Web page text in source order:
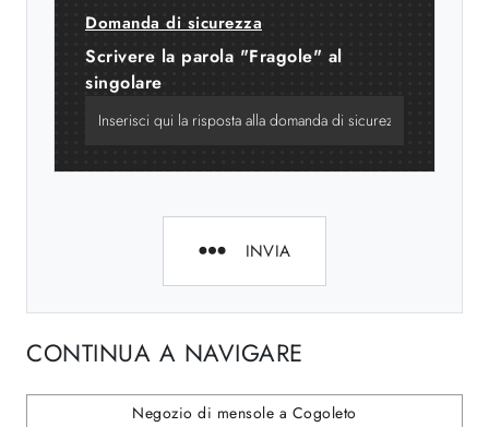
Domanda di sicurezza
Scrivere la parola "Fragole" al
singolare
INVIA
CONTINUA A NAVIGARE
Negozio di mensole a Cogoleto